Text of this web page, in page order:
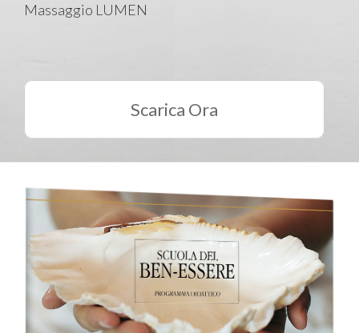
Massaggio LUMEN
Scarica Ora